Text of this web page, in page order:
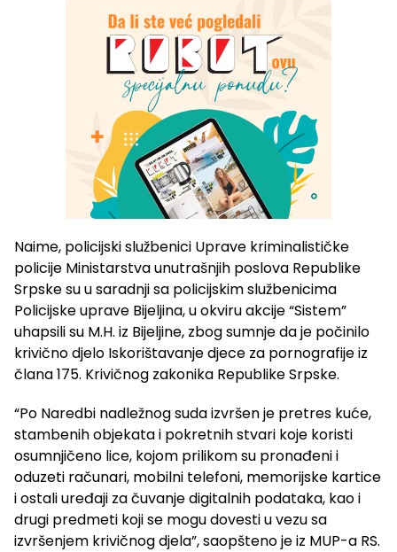
Naime, policijski službenici Uprave kriminalističke
policije Ministarstva unutrašnjih poslova Republike
Srpske su u saradnji sa policijskim službenicima
Policijske uprave Bijeljina, u okviru akcije “Sistem”
uhapsili su M.H. iz Bijeljine, zbog sumnje da je počinilo
krivično djelo Iskorištavanje djece za pornografije iz
člana 175. Krivičnog zakonika Republike Srpske.
“Po Naredbi nadležnog suda izvršen je pretres kuće,
stambenih objekata i pokretnih stvari koje koristi
osumnjičeno lice, kojom prilikom su pronađeni i
oduzeti računari, mobilni telefoni, memorijske kartice
i ostali uređaji za čuvanje digitalnih podataka, kao i
drugi predmeti koji se mogu dovesti u vezu sa
izvršenjem krivičnog djela”, saopšteno je iz MUP-a RS.